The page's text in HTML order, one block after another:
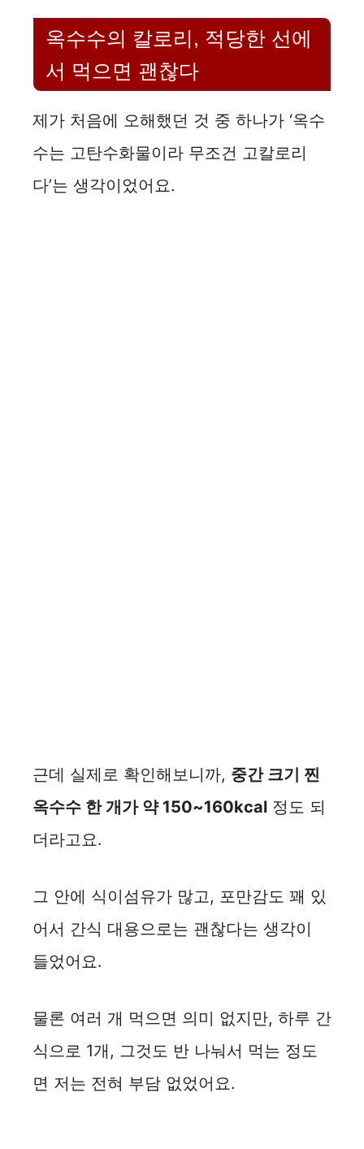
옥수수의 칼로리, 적당한 선에
서 먹으면 괜찮다
제가 처음에 오해했던 것 중 하나가 ‘옥수
수는 고탄수화물이라 무조건 고칼로리
다’는 생각이었어요.
근데 실제로 확인해보니까, 중간 크기 찐
옥수수 한 개가 약 150~160kcal 정도 되
더라고요.
그 안에 식이섬유가 많고, 포만감도 꽤 있
어서 간식 대용으로는 괜찮다는 생각이
들었어요.
물론 여러 개 먹으면 의미 없지만, 하루 간
식으로 1개, 그것도 반 나눠서 먹는 정도
면 저는 전혀 부담 없었어요.